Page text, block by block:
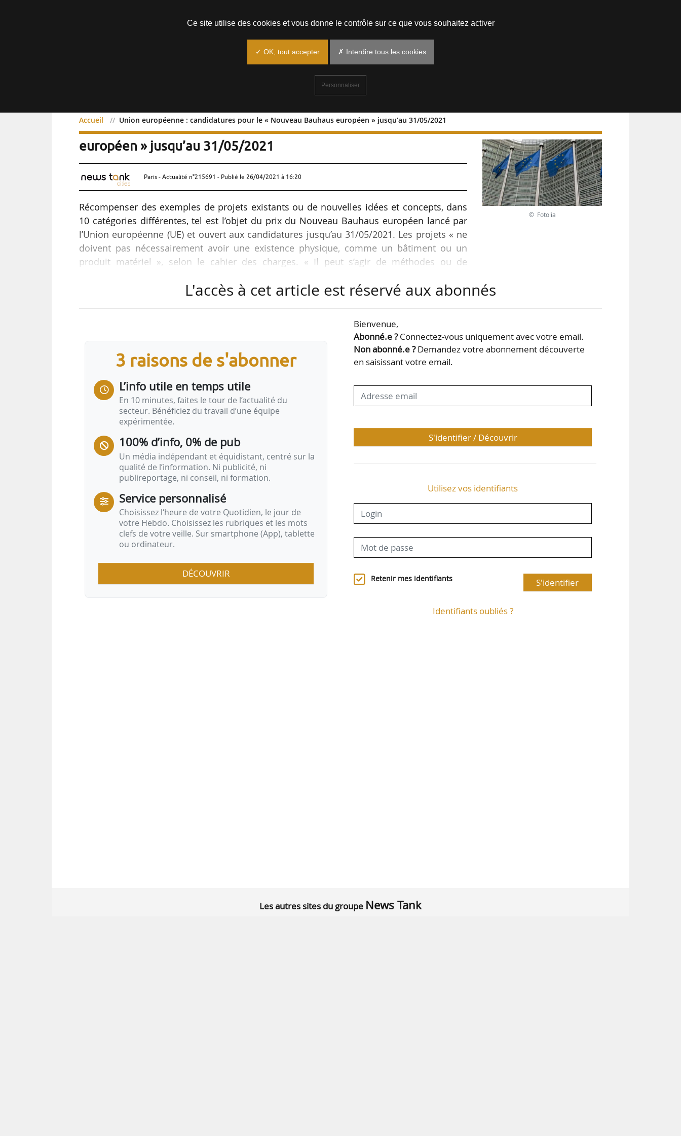
Accueil Union européenne : candidatures pour le « Nouveau Bauhaus européen » jusqu’au 31/05/2021
Union européenne : candidatures pour le « Nouveau Bauhaus
européen » jusqu’au 31/05/2021
Paris - Actualité n°215691 - Publié le 26/04/2021 à 16:20
Récompenser des exemples de projets existants ou de nouvelles idées et concepts, dans
10 catégories différentes, tel est l’objet du prix du Nouveau Bauhaus européen lancé par
l’Union européenne (UE) et ouvert aux candidatures jusqu’au 31/05/2021. Les projets « ne
doivent pas nécessairement avoir une existence physique, comme un bâtiment ou un
produit matériel », selon le cahier des charges. « Il peut s’agir de méthodes ou de
Bauhaus européen », pour les projets existants achevés et les « étoiles montantes du
nouveau Bauhaus européen », pour les « concepts ou idées présentés par de jeunes
talents ». Les lauréats…
© Fotolia
L'accès à cet article est réservé aux abonnés
3 raisons de s'abonner
L’info utile en temps utile
En 10 minutes, faites le tour de l’actualité du
secteur. Bénéficiez du travail d’une équipe
expérimentée.
100% d’info, 0% de pub
Un média indépendant et équidistant, centré sur la
qualité de l’information. Ni publicité, ni
publireportage, ni conseil, ni formation.
Service personnalisé
Choisissez l‘heure de votre Quotidien, le jour de
votre Hebdo. Choisissez les rubriques et les mots
clefs de votre veille. Sur smartphone (App), tablette
ou ordinateur.
DÉCOUVRIR
Bienvenue,
Abonné.e ?Connectez-vous uniquement avec votre email.
Non abonné.e ?Demandez votre abonnement découverte
en saisissant votre email.
S'identifier / Découvrir
Utilisez vos identifiants
Retenir mes identifiants S'identifier
Identifiants oubliés ?
Les autres sites du groupe News Tank
Ce site utilise des cookies et vous donne le contrôle sur ce que vous souhaitez activer
✓ OK, tout accepter ✗ Interdire tous les cookies
Personnaliser